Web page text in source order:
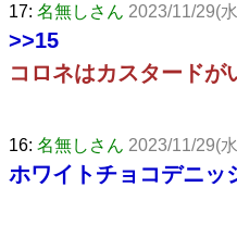
17: 名無しさん 2023/11/29(
>>15
コロネはカスタードが
16: 名無しさん 2023/11/29(
ホワイトチョコデニッ